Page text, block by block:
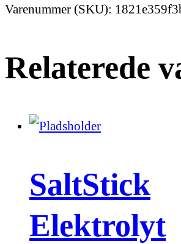
Varenummer (SKU):
Relaterede
SaltStick
Elektrolyt